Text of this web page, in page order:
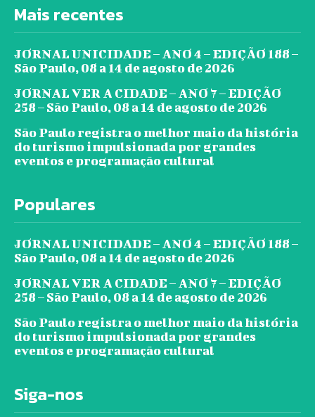
Mais recentes
JORNAL UNICIDADE – ANO 4 – EDIÇÃO 188 –
São Paulo, 08 a 14 de agosto de 2026
JORNAL VER A CIDADE – ANO 7 – EDIÇÃO
258 – São Paulo, 08 a 14 de agosto de 2026
São Paulo registra o melhor maio da história
do turismo impulsionada por grandes
eventos e programação cultural
Populares
JORNAL UNICIDADE – ANO 4 – EDIÇÃO 188 –
São Paulo, 08 a 14 de agosto de 2026
JORNAL VER A CIDADE – ANO 7 – EDIÇÃO
258 – São Paulo, 08 a 14 de agosto de 2026
São Paulo registra o melhor maio da história
do turismo impulsionada por grandes
eventos e programação cultural
Siga-nos